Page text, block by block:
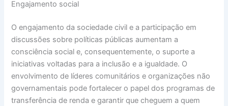
Engajamento social
O engajamento da sociedade civil e a participação em
discussões sobre políticas públicas aumentam a
consciência social e, consequentemente, o suporte a
iniciativas voltadas para a inclusão e a igualdade. O
envolvimento de líderes comunitários e organizações não
governamentais pode fortalecer o papel dos programas de
transferência de renda e garantir que cheguem a quem